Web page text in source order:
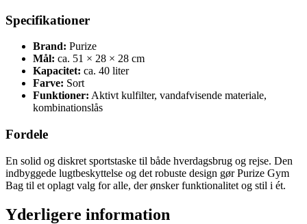
Specifikationer
Brand: Purize
Mål: ca. 51 × 28 × 28 cm
Kapacitet: ca. 40 liter
Farve: Sort
Funktioner: Aktivt kulfilter, vandafvisende materiale,
kombinationslås
Fordele
En solid og diskret sportstaske til både hverdagsbrug og rejse. Den
indbyggede lugtbeskyttelse og det robuste design gør Purize Gym
Bag til et oplagt valg for alle, der ønsker funktionalitet og stil i ét.
Yderligere information